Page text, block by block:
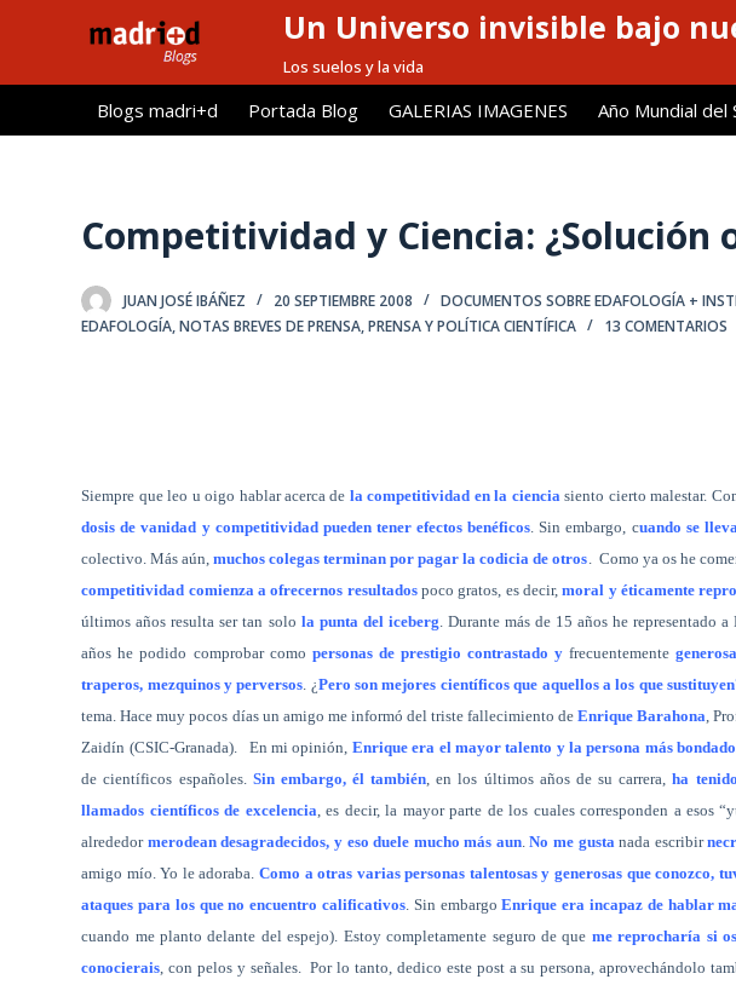
l
Un Universo invisible bajo
Los suelos y la vida
Blogs madri+d Portada Blog GALERIAS IMAGENES Año Mundial del
Competitividad y Ciencia: ¿Solución
JUAN JOSÉ IBÁÑEZ 20 SEPTIEMBRE 2008 DOCUMENTOS SOBRE EDAFOLOGÍA +
EDAFOLOGÍA,NOTAS BREVES DE PRENSA,PRENSA Y POLÍTICA CIENTÍFICA 13 COMENTARIOS
Siempre que leo u oigo hablar acerca de la competitividad en la cienciasiento cierto malestar.
dosis de vanidad y competitividad pueden tener efectos benéficos. Sin embargo, cuando se
colectivo. Más aún,muchos colegas terminan por pagar la codicia de otros. Como ya os he
competitividad comienza a ofrecernos resultadospoco gratos, es decir,moral y éticamente
últimos años resulta ser tan solo la punta del iceberg. Durante más de 15 años he representado a
años he podido comprobar como personas de prestigio contrastado y frecuentemente
traperos, mezquinos y perversos. ¿Pero son mejores científicos que aquellos a los que
tema. Hace muy pocos días un amigo me informó del triste fallecimiento deEnrique Barahona,
Zaidín (CSIC-Granada).
En mi opinión, Enrique era el mayor talento y la persona más
de científicos españoles. Sin embargo, él también, en los últimos años de su carrera, ha
llamados científicos de excelencia, es decir, la mayor parte de los cuales corresponden a esos
alrededor merodean desagradecidos, y eso duele mucho más aun.No me gustanada escribir
amigo mío. Yo le adoraba. Como a otras varias personas talentosas y generosas que conozco,
ataques para los que no encuentro calificativos. Sin embargoEnrique era incapaz de hablar
cuando me planto delante del espejo). Estoy completamente seguro de que me reprocharía si
conocierais, con pelos y señales. Por lo tanto, dedico este post a su persona, aprovechándolo